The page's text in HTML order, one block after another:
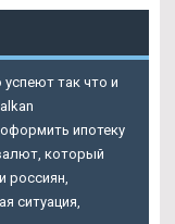
успеют так что и
ипотеку
который
россиян,
ситуация,